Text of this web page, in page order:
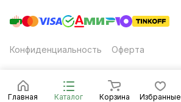
Главная Каталог Корзина Избранные
Конфиденциальность Оферта